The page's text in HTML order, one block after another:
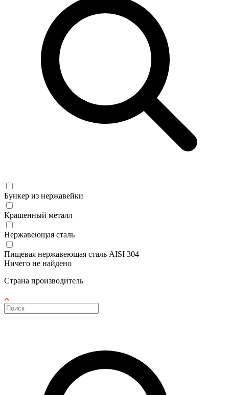
Бункер из нержавейки
Крашенный металл
Нержавеющая сталь
Пищевая нержавеющая сталь AISI 304
Ничего не найдено
Страна производитель